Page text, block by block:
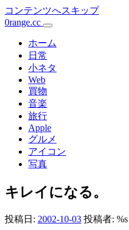
コンテンツへスキップ
メ
ン
0range.cc
ホーム
日常
小ネタ
Web
買物
音楽
旅行
Apple
グルメ
アイコン
写真
キレイになる。
投稿日: 2002-10-03 投稿者: %s